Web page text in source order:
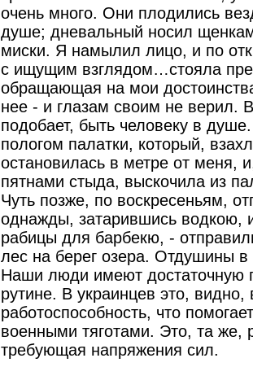
очень много. Они плодились
душе; дневальный носил
миски. Я намылил лицо, и по
с ищущим взглядом…стояла
обращающая на мои
нее - и глазам своим не верил.
подобает, быть человеку в
пологом палатки, который,
остановилась в метре от меня,
пятнами стыда, выскочила из
Чуть позже, по воскресеньям,
однажды, затарившись водкою,
рабицы для барбекю, -
лес на берег озера. Отдушины
Наши люди имеют достаточную
рутине. В украинцев это,
работоспособность, что
военными тяготами. Это, та же,
требующая напряжения сил.